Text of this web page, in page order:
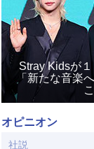
Stray Kidsが
「新たな音楽
オピニオン
社説